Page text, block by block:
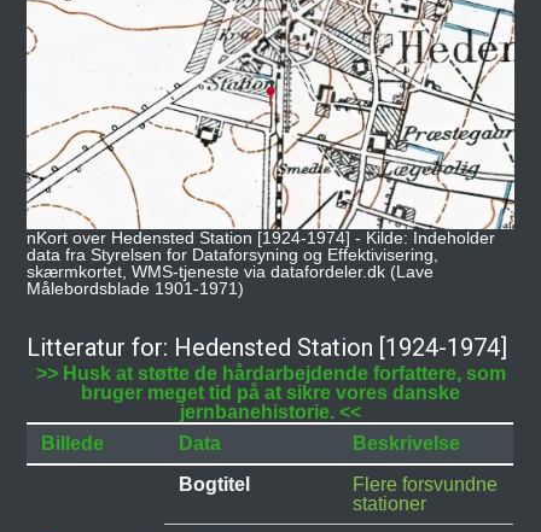
nKort over Hedensted Station [1924-1974] - Kilde: Indeholder
data fra Styrelsen for Dataforsyning og Effektivisering,
skærmkortet, WMS-tjeneste via datafordeler.dk (Lave
Målebordsblade 1901-1971)
Litteratur for: Hedensted Station [1924-1974]
>> Husk at støtte de hårdarbejdende forfattere, som
bruger meget tid på at sikre vores danske
jernbanehistorie. <<
Billede
Data
Beskrivelse
Bogtitel
Flere forsvundne
stationer